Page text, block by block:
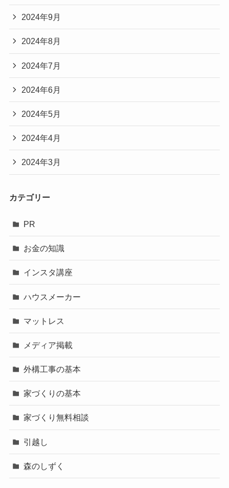
2024年9月
2024年8月
2024年7月
2024年6月
2024年5月
2024年4月
2024年3月
カテゴリー
PR
お金の知識
インスタ講座
ハウスメーカー
マットレス
メディア掲載
外構工事の基本
家づくりの基本
家づくり無料相談
引越し
森のしずく